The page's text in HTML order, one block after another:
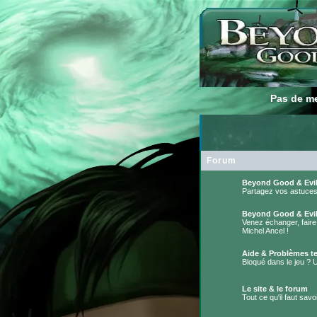
Pas de
Pas de
Forum
non
lu
Beyond Good & Evil
Partagez vos
Aucun
non
lu
Beyond Good &
Venez échanger,
Michel Ancel !
non
lu
Aide & Problèmes
Bloqué dans le jeu ?
Le site & le forum
Tout ce qu'il faut